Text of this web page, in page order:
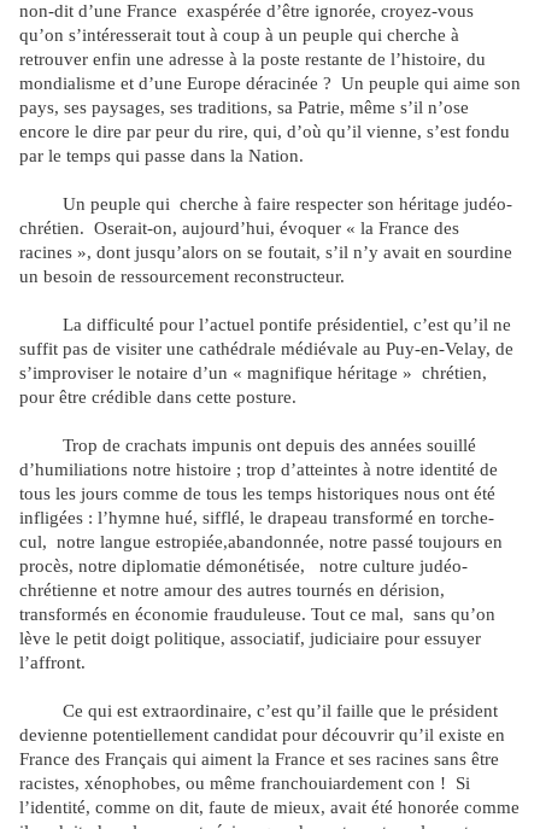
non-dit d’une France exaspérée d’être ignorée, croyez-vous
qu’on s’intéresserait tout à coup à un peuple qui cherche à
retrouver enfin une adresse à la poste restante de l’histoire, du
mondialisme et d’une Europe déracinée ? Un peuple qui aime son
pays, ses paysages, ses traditions, sa Patrie, même s’il n’ose
encore le dire par peur du rire, qui, d’où qu’il vienne, s’est fondu
par le temps qui passe dans la Nation.
Un peuple qui cherche à faire respecter son héritage judéo-
chrétien. Oserait-on, aujourd’hui, évoquer « la France des
racines », dont jusqu’alors on se foutait, s’il n’y avait en sourdine
un besoin de ressourcement reconstructeur.
La difficulté pour l’actuel pontife présidentiel, c’est qu’il ne
suffit pas de visiter une cathédrale médiévale au Puy-en-Velay, de
s’improviser le notaire d’un « magnifique héritage » chrétien,
pour être crédible dans cette posture.
Trop de crachats impunis ont depuis des années souillé
d’humiliations notre histoire ; trop d’atteintes à notre identité de
tous les jours comme de tous les temps historiques nous ont été
infligées : l’hymne hué, sifflé, le drapeau transformé en torche-
cul, notre langue estropiée,abandonnée, notre passé toujours en
procès, notre diplomatie démonétisée, notre culture judéo-
chrétienne et notre amour des autres tournés en dérision,
transformés en économie frauduleuse. Tout ce mal, sans qu’on
lève le petit doigt politique, associatif, judiciaire pour essuyer
l’affront.
Ce qui est extraordinaire, c’est qu’il faille que le président
devienne potentiellement candidat pour découvrir qu’il existe en
France des Français qui aiment la France et ses racines sans être
racistes, xénophobes, ou même franchouiardement con ! Si
l’identité, comme on dit, faute de mieux, avait été honorée comme